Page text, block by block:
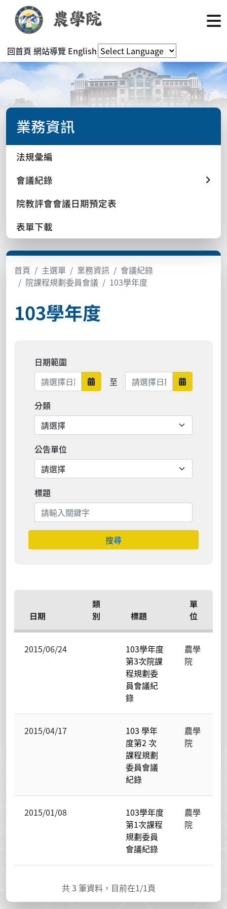
回首頁 網站導覽 English
業務資訊
法規彙編
會議紀錄
院教評會會議日期預定表
表單下載
首頁 主選單 業務資訊
會議紀錄
院課程規劃委員會議
103學年度
103學年度
日期範圍
日期範圍開始
至 日期範圍結束 日期範圍
分類
公告單位
標題
搜尋
日期
類
別
標題
單
位
2015/06/24
103學年度
第3次院課
程規劃委
員會議紀
錄
農學
院
2015/04/17
103 學年
度第2 次
課程規劃
委員會議
紀錄
農學
院
2015/01/08
103學年度
第1次課程
規劃委員
會議紀錄
農學
院
共3 筆資料，目前在1/1頁